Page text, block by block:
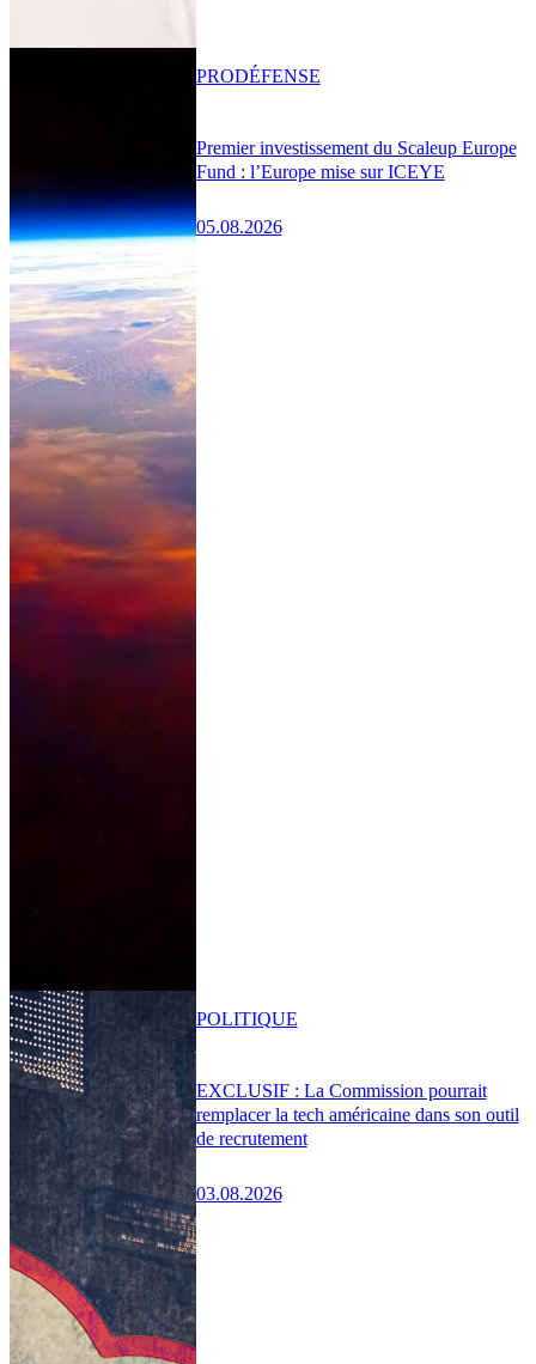
Premier investissement du Scaleup Europe
Fund : l’Europe mise sur ICEYE
05.08.2026
PRODÉFENSE
EXCLUSIF : La Commission pourrait
remplacer la tech américaine dans son outil
de recrutement
03.08.2026
POLITIQUE